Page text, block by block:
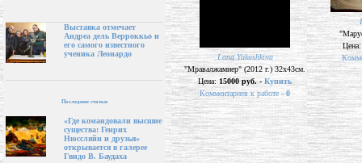
Выставка отмечает
Андреа дель Верроккьо и
его самого известного
ученика Леонардо
Последние статьи
«Где командовали высшие
существа: Генрих
Нюссляйн и друзья»
открывается в галерее
Гвидо В. Баудаха
Lana Yakushkina
"Мравалжамиер" (2012 г.) 32х43см.
Цена: 15000 руб. - Купить
Комментариев к работе - 0